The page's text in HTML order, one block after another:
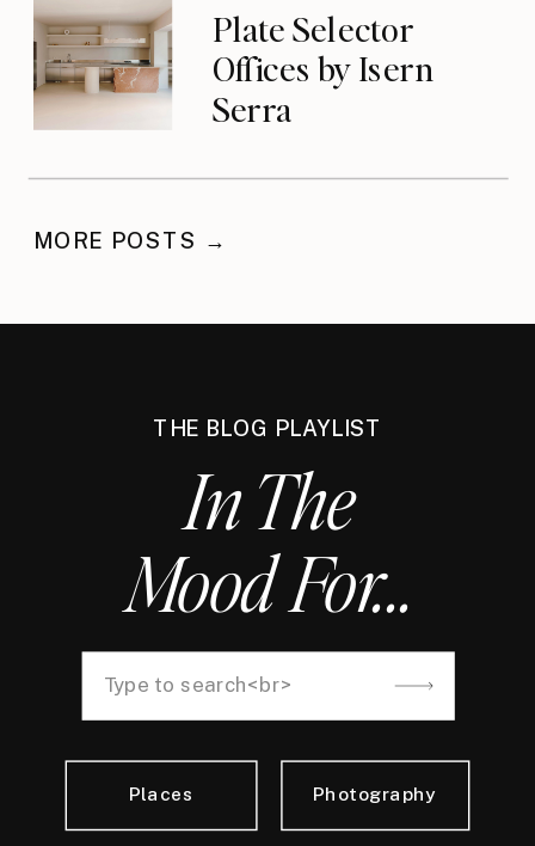
Plate Selector
Offices by Isern
Serra
MORE POSTS →
THE BLOG PLAYLIST
In The
Mood For...
Places Photography
Search